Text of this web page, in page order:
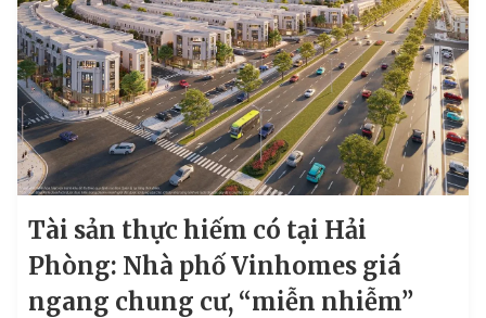
Tài sản thực hiếm có tại Hải
Phòng: Nhà phố Vinhomes giá
ngang chung cư, “miễn nhiễm”